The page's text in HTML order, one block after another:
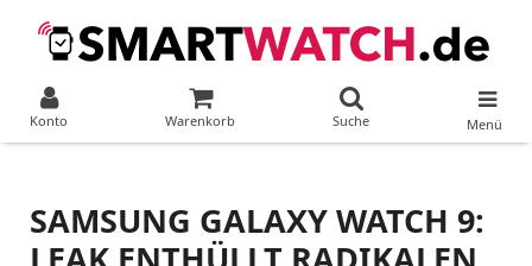
Konto Warenkorb Suche Menü
SAMSUNG GALAXY WATCH 9: